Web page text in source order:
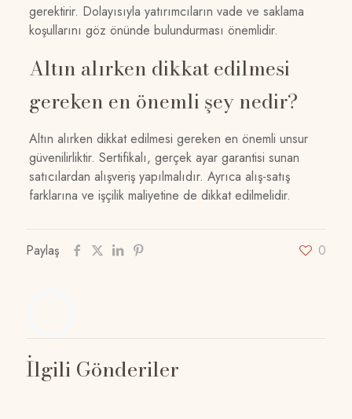
gerektirir. Dolayısıyla yatırımcıların vade ve saklama
koşullarını göz önünde bulundurması önemlidir.
Altın alırken dikkat edilmesi
gereken en önemli şey nedir?
Altın alırken dikkat edilmesi gereken en önemli unsur
güvenilirliktir. Sertifikalı, gerçek ayar garantisi sunan
satıcılardan alışveriş yapılmalıdır. Ayrıca alış-satış
farklarına ve işçilik maliyetine de dikkat edilmelidir.
Paylaş 0
İlgili Gönderiler